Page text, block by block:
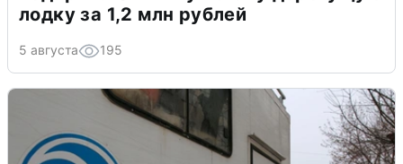
лодку за 1,2 млн рублей
5 августа 195